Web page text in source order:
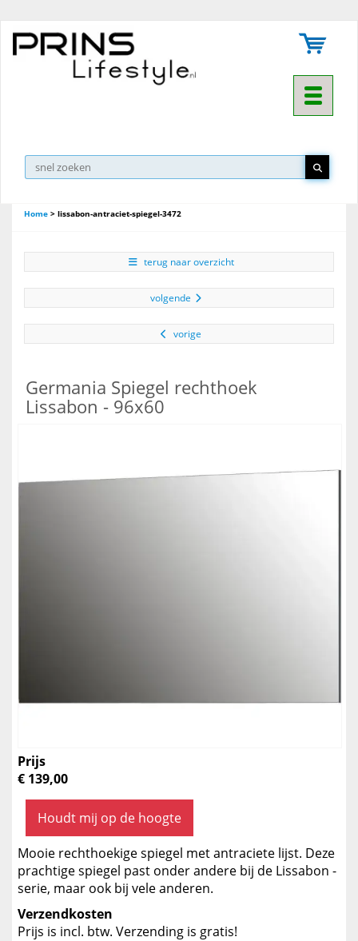
Toggle
Home > lissabon-antraciet-spiegel-3472
terug naar overzicht
volgende
vorige
Germania Spiegel rechthoek
Lissabon - 96x60
Prijs
€ 139,00
Houdt mij op de hoogte
Mooie rechthoekige spiegel met antraciete lijst. Deze
prachtige spiegel past onder andere bij de Lissabon -
serie, maar ook bij vele anderen.
Verzendkosten
Prijs is incl. btw. Verzending is gratis!